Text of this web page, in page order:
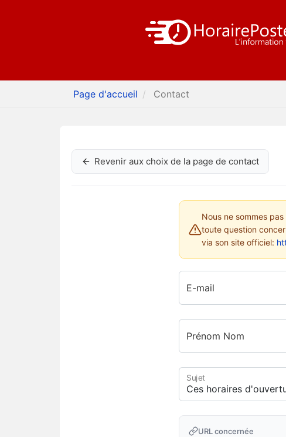
Page d'accueil Contact
Revenir aux choix de la page de contact
Nous ne sommes
toute question
via son site officiel:
E-mail
Prénom Nom
Sujet
URL concernée